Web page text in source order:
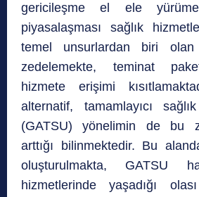
gericileşme el ele
piyasalaşması sağlık
temel unsurlardan biri
zedelemekte, teminat
hizmete erişimi
alternatif, tamamlayıcı
(GATSU) yönelimin de bu
arttığı bilinmektedir. Bu
oluşturulmakta, GATSU
hizmetlerinde yaşadığı